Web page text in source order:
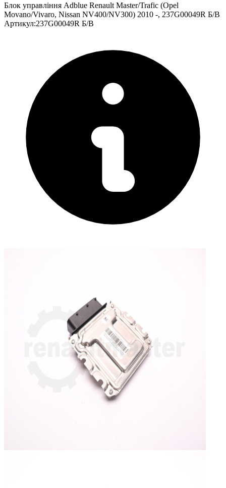
Блок управління Adblue Renault Master/Trafic (Opel
Movano/Vivaro, Nissan NV400/NV300) 2010 -, 237G00049R Б/В
Артикул:237G00049R Б/В